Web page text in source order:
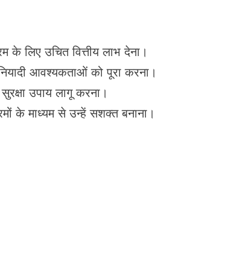
के लिए उचित वित्तीय लाभ देना।
आवश्यकताओं को पूरा करना।
उपाय लागू करना।
के माध्यम से उन्हें सशक्त बनाना।